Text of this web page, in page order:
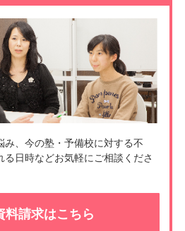
o
k
t
み、今の塾・予備校に対する不
日時などお気軽にご相談くださ
料請求はこちら